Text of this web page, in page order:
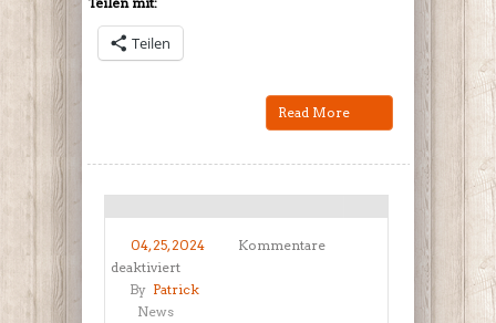
Teilen
Read More
04, 25, 2024
Kommentare
deaktiviertfür
Voller
By Patrick
News